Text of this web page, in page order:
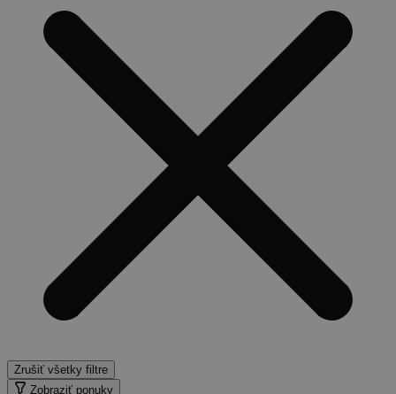
Zrušiť všetky filtre
Zobraziť ponuky